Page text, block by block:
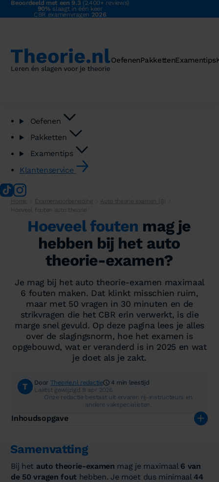
Beoordeeld met een 9.3 (2.400+ reviews)
90% slaagt in één keer
CBR examenvragen 2026
OefenenPakkettenExamentips
Oefenen
Pakketten
Examentips
Klantenservice
Home Examenvoorbereiding
Auto theorie examen (B)
Hoeveel fouten auto theorie
Hoeveel fouten mag je
hebben bij het auto
theorie-examen?
Je mag bij het auto theorie-examen maximaal
6 fouten maken. Dat klinkt misschien ruim,
maar met 50 vragen in 30 minuten en de
strikvragen die het CBR erin verwerkt, is die
marge snel gevuld. Op deze pagina lees je alles
over de slagingsnorm, hoe het examen is
opgebouwd, wat er veranderd is in 2025 en wat
je doet als je zakt.
Door Theorie.nl redactie
4 min leestijd
Laatst gewijzigd 9 apr 2026
Onze redactie bestaat uit ervaren rij-instructeurs en
andere vakspecialisten.
Inhoudsopgave
Samenvatting
Bij het auto theorie-examen mag je maximaal 6 van
de 50 vragen fouthebben. Je moet dus minimaal 44